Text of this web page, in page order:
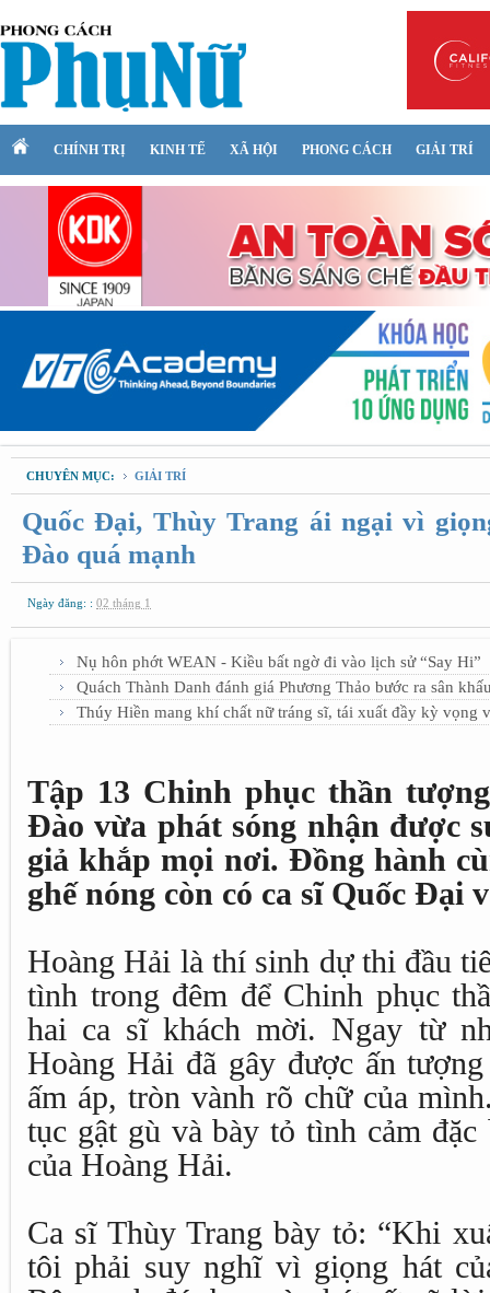
CHÍNH TRỊ KINH TẾ XÃ HỘI PHONG CÁCH GIẢI TRÍ
CHUYÊN MỤC: GIẢI TRÍ
Quốc Đại, Thùy Trang ái ngại vì
Đào quá mạnh
Ngày đăng: : 02 tháng 1
Nụ hôn phớt WEAN - Kiều bất ngờ đi vào lịch sử “Say Hi”
Quách Thành Danh đánh giá Phương Thảo bước ra sân
Thúy Hiền mang khí chất nữ tráng sĩ, tái xuất đầy kỳ vọng
Tập 13 Chinh phục thần
Đào vừa phát sóng nhận được
giả khắp mọi nơi. Đồng hành
ghế nóng còn có ca sĩ Quốc Đại
Hoàng Hải là thí sinh dự thi đầu
tình trong đêm để Chinh phục
hai ca sĩ khách mời. Ngay từ
Hoàng Hải đã gây được ấn
ấm áp, tròn vành rõ chữ của
tục gật gù và bày tỏ tình cảm đặc
của Hoàng Hải.
Ca sĩ Thùy Trang bày tỏ: “Khi
tôi phải suy nghĩ vì giọng hát